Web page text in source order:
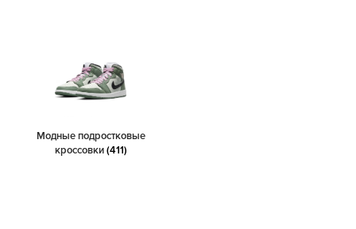
Модные подростковые
кроссовки(411)